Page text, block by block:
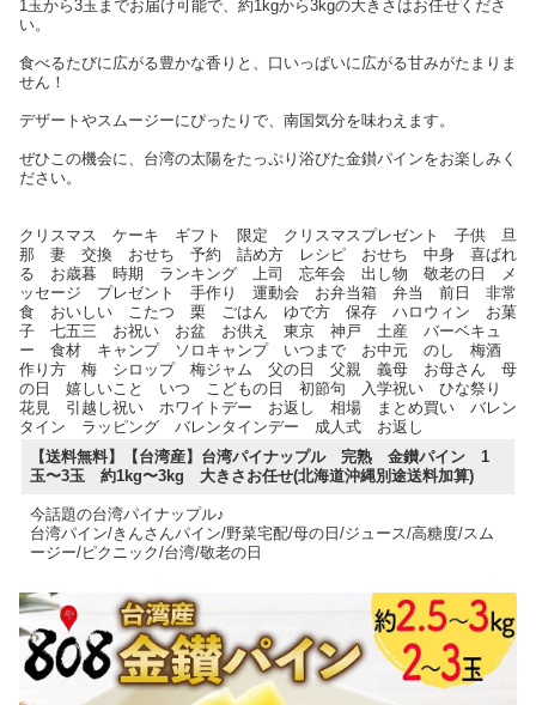
1玉から3玉までお届け可能で、約1kgから3kgの大きさはお任せくださ
い。
食べるたびに広がる豊かな香りと、口いっぱいに広がる甘みがたまりま
せん！
デザートやスムージーにぴったりで、南国気分を味わえます。
ぜひこの機会に、台湾の太陽をたっぷり浴びた金鑚パインをお楽しみく
ださい。
クリスマス ケーキ ギフト 限定 クリスマスプレゼント 子供 旦
那 妻 交換 おせち 予約 詰め方 レシピ おせち 中身 喜ばれ
る お歳暮 時期 ランキング 上司 忘年会 出し物 敬老の日 メ
ッセージ プレゼント 手作り 運動会 お弁当箱 弁当 前日 非常
食 おいしい こたつ 栗 ごはん ゆで方 保存 ハロウィン お菓
子 七五三 お祝い お盆 お供え 東京 神戸 土産 バーベキュ
ー 食材 キャンプ ソロキャンプ いつまで お中元 のし 梅酒
作り方 梅 シロップ 梅ジャム 父の日 父親 義母 お母さん 母
の日 嬉しいこと いつ こどもの日 初節句 入学祝い ひな祭り
花見 引越し祝い ホワイトデー お返し 相場 まとめ買い バレン
タイン ラッピング バレンタインデー 成人式 お返し
【送料無料】【台湾産】台湾パイナップル 完熟 金鑚パイン 1
玉〜3玉 約1kg〜3kg 大きさお任せ(北海道沖縄別途送料加算)
今話題の台湾パイナップル♪
台湾パイン/きんさんパイン/野菜宅配/母の日/ジュース/高糖度/スム
ージー/ピクニック/台湾/敬老の日